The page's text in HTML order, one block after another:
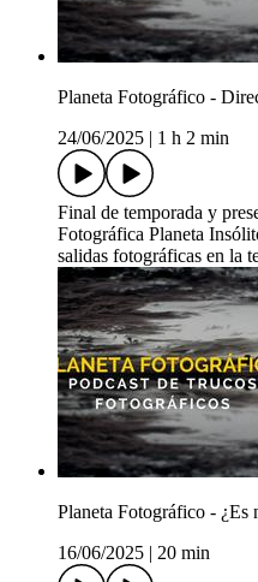
Planeta Fotográfico -
24/06/2025
1 h 2 min
Final de temporada y
Fotográfica Planeta
salidas fotográficas en la
Planeta Fotográfico - ¿Es
16/06/2025
20 min